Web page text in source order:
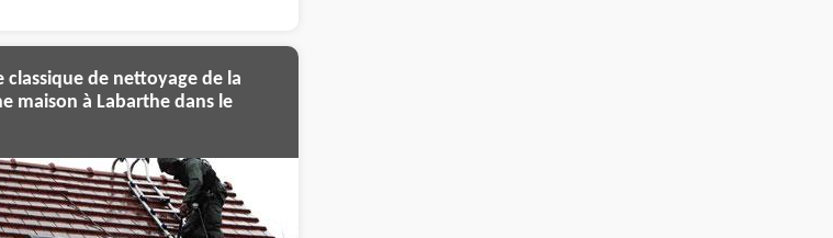
classique de nettoyage de la
maison à Labarthe dans le